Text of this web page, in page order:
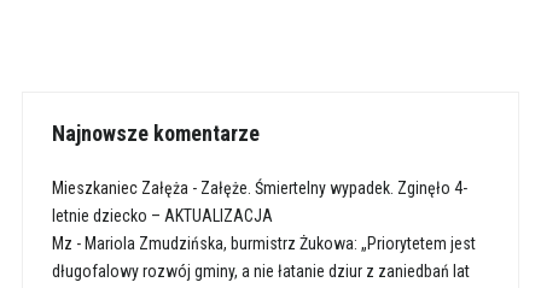
Najnowsze komentarze
Mieszkaniec Załęża- Załęże. Śmiertelny wypadek. Zginęło 4-
letnie dziecko – AKTUALIZACJA
Mz - Mariola Zmudzińska, burmistrz Żukowa: „Priorytetem jest
długofalowy rozwój gminy, a nie łatanie dziur z zaniedbań lat